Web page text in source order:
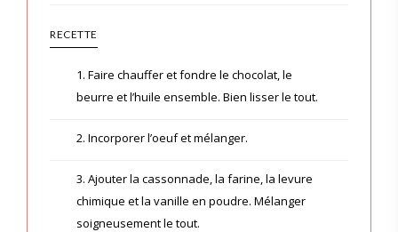
RECETTE
1. Faire chauffer et fondre le chocolat, le
beurre et l’huile ensemble. Bien lisser le tout.
2. Incorporer l’oeuf et mélanger.
3. Ajouter la cassonnade, la farine, la levure
chimique et la vanille en poudre. Mélanger
soigneusement le tout.